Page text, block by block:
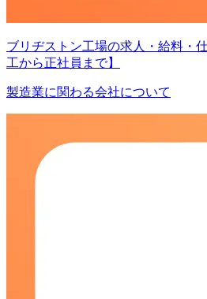
ブリヂストン工場の求人・給料・
工から正社員まで】
製造業に関わる会社について